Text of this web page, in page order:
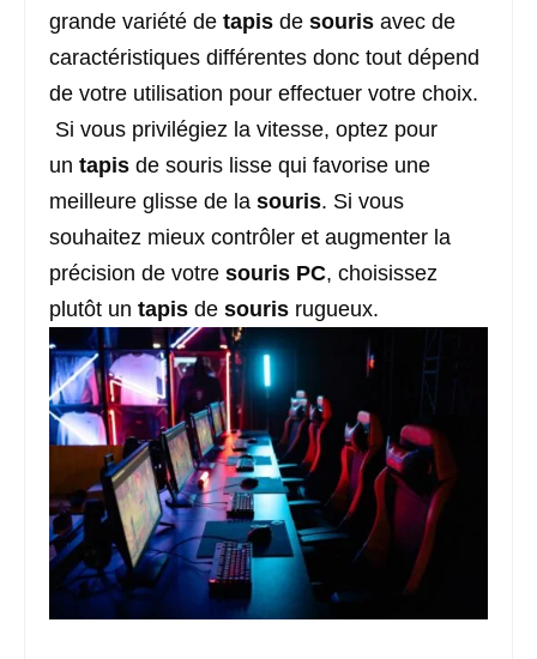
grande variété de tapis de souris avec de
caractéristiques différentes donc tout dépend
de votre utilisation pour effectuer votre choix.
Si vous privilégiez la vitesse, optez pour
un tapis de souris lisse qui favorise une
meilleure glisse de la souris. Si vous
souhaitez mieux contrôler et augmenter la
précision de votre souris PC, choisissez
plutôt un tapis de souris rugueux.